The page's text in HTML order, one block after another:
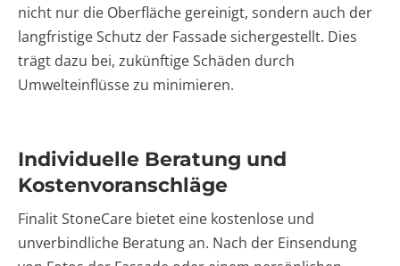
nicht nur die Oberfläche gereinigt, sondern auch der
langfristige Schutz der Fassade sichergestellt. Dies
trägt dazu bei, zukünftige Schäden durch
Umwelteinflüsse zu minimieren.
Individuelle Beratung und
Kostenvoranschläge
Finalit StoneCare bietet eine kostenlose und
unverbindliche Beratung an. Nach der Einsendung